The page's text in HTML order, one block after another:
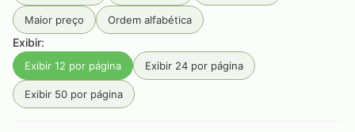
Serra Do Papagaio Serra dos Garcias
Tabaquito Terras de Aiuru Tiê Unique
Vale do Jacu Zélia
Maior preço Ordem alfabética
Exibir:
Exibir 12 por página Exibir 24 por página
Exibir 50 por página